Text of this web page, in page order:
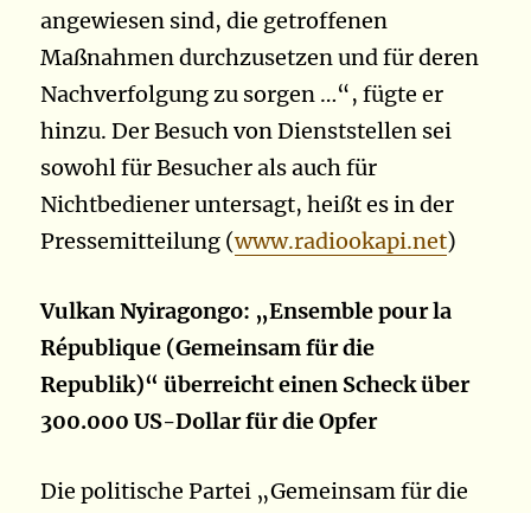
angewiesen sind, die getroffenen
Maßnahmen durchzusetzen und für deren
Nachverfolgung zu sorgen …“, fügte er
hinzu. Der Besuch von Dienststellen sei
sowohl für Besucher als auch für
Nichtbediener untersagt, heißt es in der
Pressemitteilung (www.radiookapi.net)
Vulkan Nyiragongo: „Ensemble pour la
République (Gemeinsam für die
Republik)“ überreicht einen Scheck über
300.000 US-Dollar für die Opfer
Die politische Partei „Gemeinsam für die